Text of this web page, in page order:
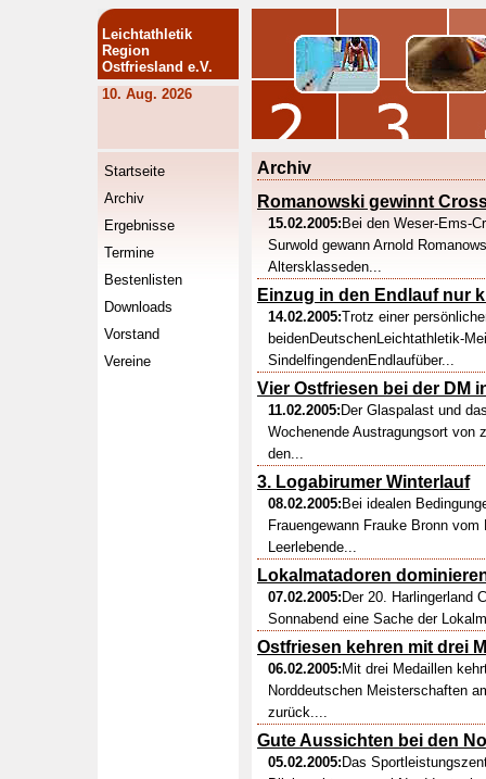
Leichtathletik
Region
Ostfriesland e.V.
10. Aug. 2026
Startseite
Archiv
Ergebnisse
Termine
Bestenlisten
Downloads
Vorstand
Vereine
Archiv
Romanowski gewinnt
15.02.2005: Bei den Weser-Ems-
Surwold gewann Arnold
Altersklasseden...
Einzug in den Endlauf nur
14.02.2005:Trotz einer
beidenDeutschenLeichtathletik-
SindelfingendenEndlaufüber...
Vier Ostfriesen bei der DM
11.02.2005: Der Glaspalast und
Wochenende Austragungsort von
den...
3. Logabirumer Winterlauf
08.02.2005: Bei idealen
Frauengewann Frauke Bronn
Leerlebende...
Lokalmatadoren
07.02.2005: Der 20. Harlingerland
Sonnabend eine Sache der
Ostfriesen kehren mit drei
06.02.2005: Mit drei Medaillen
Norddeutschen Meisterschaften
zurück....
Gute Aussichten bei den
05.02.2005: Das